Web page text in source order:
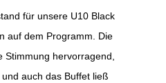
für unsere U10 Black
auf dem Programm. Die
Stimmung hervorragend,
auch das Buffet ließ